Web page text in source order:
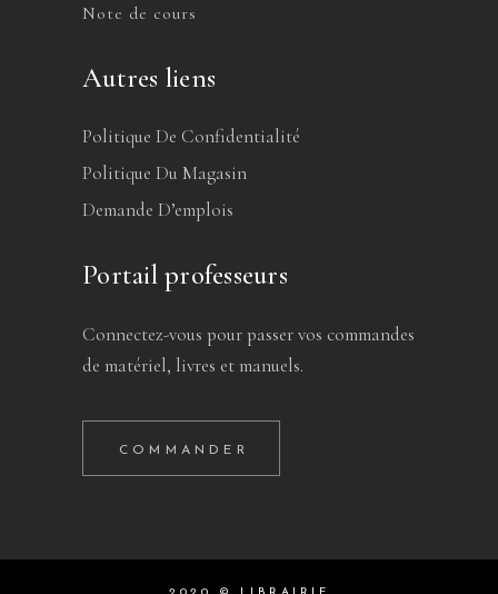
Note de cours
Autres liens
Politique De Confidentialité
Politique Du Magasin
Demande D’emplois
Portail professeurs
Connectez-vous pour passer vos commandes
de matériel, livres et manuels.
COMMANDER